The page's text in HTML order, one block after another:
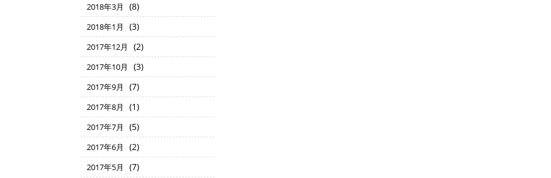
2018年3月 (8)
2018年1月 (3)
2017年12月 (2)
2017年10月 (3)
2017年9月 (7)
2017年8月 (1)
2017年7月 (5)
2017年6月 (2)
2017年5月 (7)